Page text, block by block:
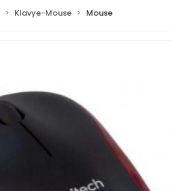
Klavye-Mouse Mouse